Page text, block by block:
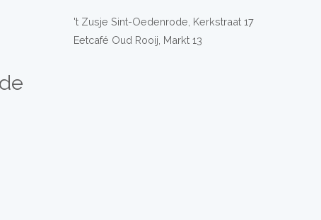
't Zusje Sint-Oedenrode, Kerkstraat 17
Eetcafé Oud Rooij, Markt 13